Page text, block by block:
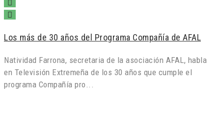
Los más de 30 años del Programa Compañía de AFAL
Natividad Farrona, secretaria de la asociación AFAL, habla
en Televisión Extremeña de los 30 años que cumple el
programa Compañía pro...